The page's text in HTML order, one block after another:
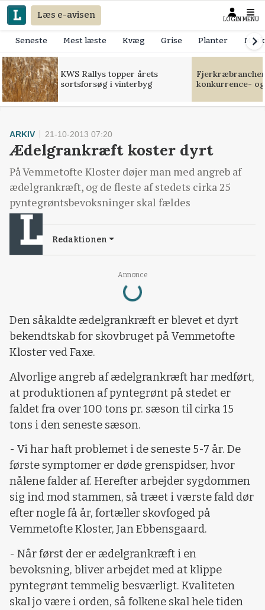
Læs e-avisen LOGIN MENU
Seneste Mest læste Kvæg Grise Planter
KWS Rallys topper årets
sortsforsøg i vinterbyg
konkurrence-
Annonce
Loading...
ARKIV 21-10-2013 07:20
Ædelgrankræft koster dyrt
På Vemmetofte Kloster døjer man med angreb af
ædelgrankræft, og de fleste af stedets cirka 25
pyntegrøntsbevoksninger skal fældes
Redaktionen
Den såkaldte ædelgrankræft er blevet et dyrt
bekendtskab for skovbruget på Vemmetofte
Kloster ved Faxe.
Alvorlige angreb af ædelgrankræft har medført,
at produktionen af pyntegrønt på stedet er
faldet fra over 100 tons pr. sæson til cirka 15
tons i den seneste sæson.
- Vi har haft problemet i de seneste 5-7 år. De
første symptomer er døde grenspidser, hvor
nålene falder af. Herefter arbejder sygdommen
sig ind mod stammen, så træet i værste fald dør
efter nogle få år, fortæller skovfoged på
Vemmetofte Kloster, Jan Ebbensgaard.
- Når først der er ædelgrankræft i en
bevoksning, bliver arbejdet med at klippe
pyntegrønt temmelig besværligt. Kvaliteten
skal jo være i orden, så folkene skal hele tiden